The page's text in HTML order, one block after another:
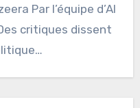
Par l’équipe d’Al
critiques dissent